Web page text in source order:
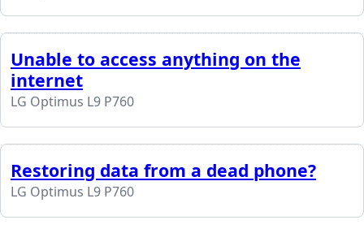
Unable to access anything on the
internet
LG Optimus L9 P760
Restoring data from a dead phone?
LG Optimus L9 P760